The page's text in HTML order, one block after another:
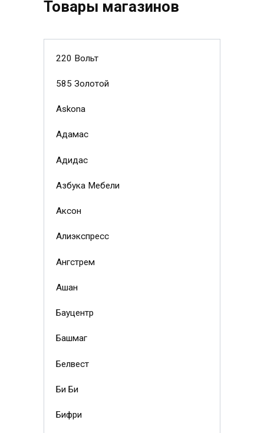
Товары магазинов
220 Вольт
585 Золотой
Askona
Адамас
Адидас
Азбука Мебели
Аксон
Алиэкспресс
Ангстрем
Ашан
Бауцентр
Башмаг
Белвест
Би Би
Бифри